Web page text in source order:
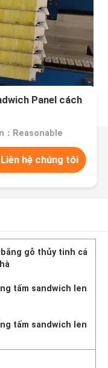
Panel cách
：Reasonable
Liên hệ chúng tôi
gỗ thủy tinh cá
tấm sandwich len
tấm sandwich len